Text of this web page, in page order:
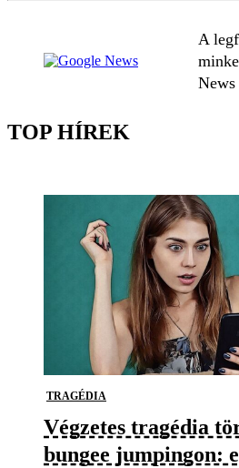
A
TOP HÍREK
TRAGÉDIA
Végzetes tragédia
bungee jumpingon: